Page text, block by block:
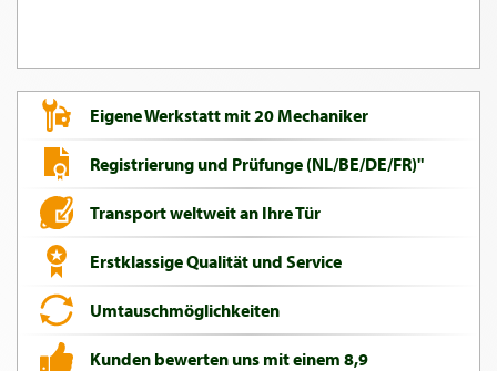
Eigene Werkstatt mit 20 Mechaniker
Registrierung und Prüfunge (NL/BE/DE/FR)"
Transport weltweit an Ihre Tür
Erstklassige Qualität und Service
Umtauschmöglichkeiten
Kunden bewerten uns mit einem 8,9